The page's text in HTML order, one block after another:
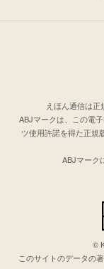
えほん通信は正
ABJマークは、この電
ツ使用許諾を得た正規
ABJマーク
©
このサイトのデータの